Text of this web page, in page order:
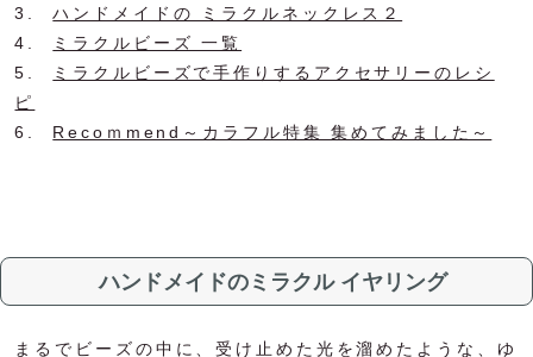
3.
ハンドメイドの ミラクルネックレス２
4.
ミラクルビーズ 一覧
5.
ミラクルビーズで手作りするアクセサリーのレシ
ピ
6.
Recoｍmend～カラフル特集 集めてみました～
ハンドメイドのミラクル イヤリング
まるでビーズの中に、受け止めた光を溜めたような、ゆ